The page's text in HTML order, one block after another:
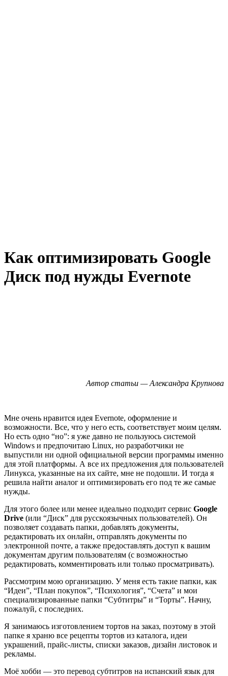
Как оптимизировать Google
Диск под нужды Evernote
Автор статьи — Александра Крупнова
Мне очень нравится идея Evernote, оформление и
возможности. Все, что у него есть, соответствует моим целям.
Но есть одно “но”: я уже давно не пользуюсь системой
Windows и предпочитаю Linux, но разработчики не
выпустили ни одной официальной версии программы именно
для этой платформы. А все их предложения для пользователей
Линукса, указанные на их сайте, мне не подошли. И тогда я
решила найти аналог и оптимизировать его под те же самые
нужды.
Для этого более или менее идеально подходит сервис Google
Drive (или “Диск” для русскоязычных пользователей). Он
позволяет создавать папки, добавлять документы,
редактировать их онлайн, отправлять документы по
электронной почте, а также предоставлять доступ к вашим
документам другим пользователям (с возможностью
редактировать, комментировать или только просматривать).
Рассмотрим мою организацию. У меня есть такие папки, как
“Идеи”, “План покупок”, “Психология”, “Счета” и мои
специализированные папки “Субтитры” и “Торты”. Начну,
пожалуй, с последних.
Я занимаюсь изготовлением тортов на заказ, поэтому в этой
папке я храню все рецепты тортов из каталога, идеи
украшений, прайс-листы, списки заказов, дизайн листовок и
рекламы.
Моё хобби — это перевод субтитров на испанский язык для